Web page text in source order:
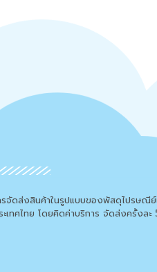
รจัดส่งสินค้าในรูปแบบของพัสดุไปรษณี
เทศไทย โดยคิดค่าบริการ จัดส่งครั้งละ